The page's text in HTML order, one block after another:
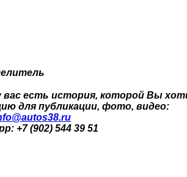
есть история, которой Вы
для публикации, фото, видео:
+7 (902) 544 39 51